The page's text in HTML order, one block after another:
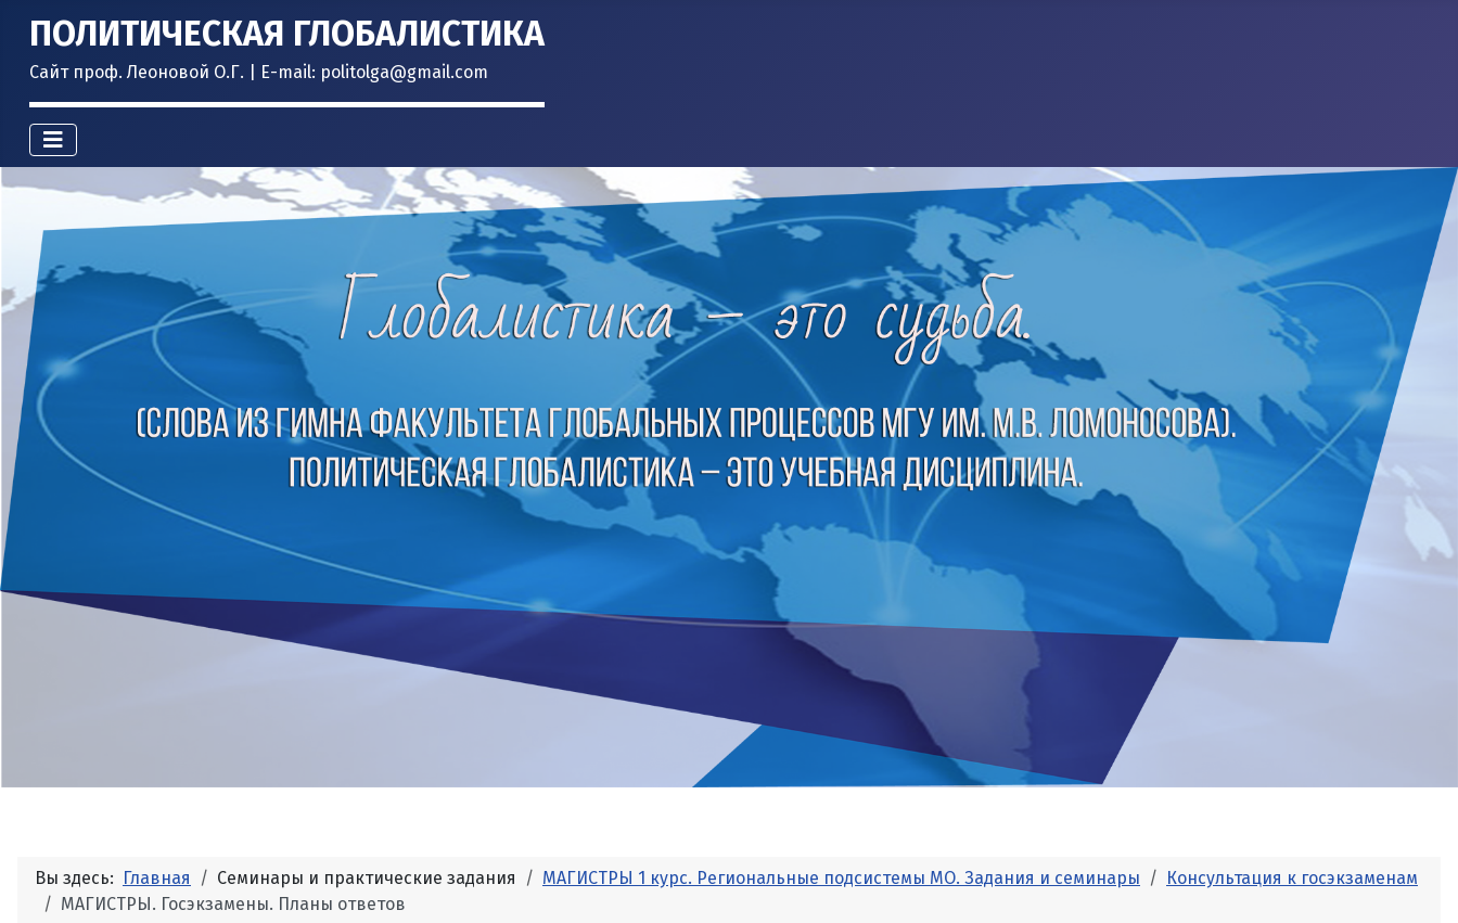
ПОЛИТИЧЕСКАЯ ГЛОБАЛИСТИКА
Сайт проф. Леоновой О.Г. | E-mail: politolga@gmail.com
Вы здесь: Главная Семинары и практические задания МАГИСТРЫ 1 курс. Региональные подсистемы МО. Задания и семинары
Консультация к госэкзаменам
МАГИСТРЫ. Госэкзамены. Планы ответов